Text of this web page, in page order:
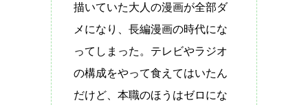
描いていた大人の漫画が全部ダ
メになり、長編漫画の時代にな
ってしまった。テレビやラジオ
の構成をやって食えてはいたん
だけど、本職のほうはゼロにな